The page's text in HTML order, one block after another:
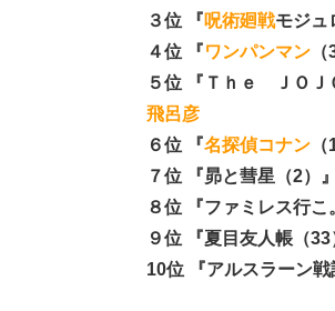
３位 『呪術廻戦モジュ
４位 『ワンパンマン
５位 『Ｔｈｅ ＪＯ
飛呂彦
６位 『名探偵コナン
７位 『昴と彗星（2
８位 『ファミレス行
９位 『夏目友人帳（
10位 『アルスラーン